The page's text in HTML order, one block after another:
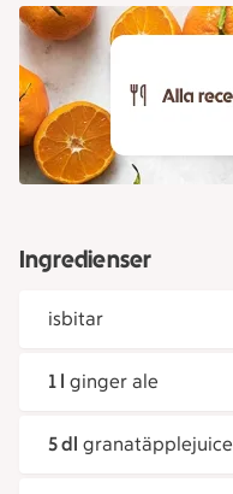
Ingredienser
isbitar
1 l ginger ale
5 dl granatäpplejuice